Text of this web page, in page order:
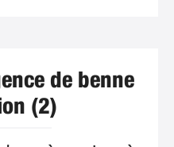
de benne
(2)